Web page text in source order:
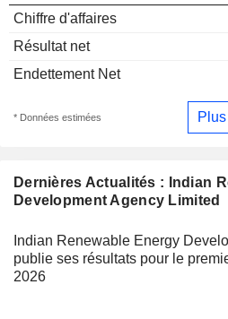
Dernières Actualités : Indian
Development Agency Limited
Indian Renewable Energy
publie ses résultats pour le
2026
Chiffre d'affaires
Résultat net
Endettement Net
* Données estimées